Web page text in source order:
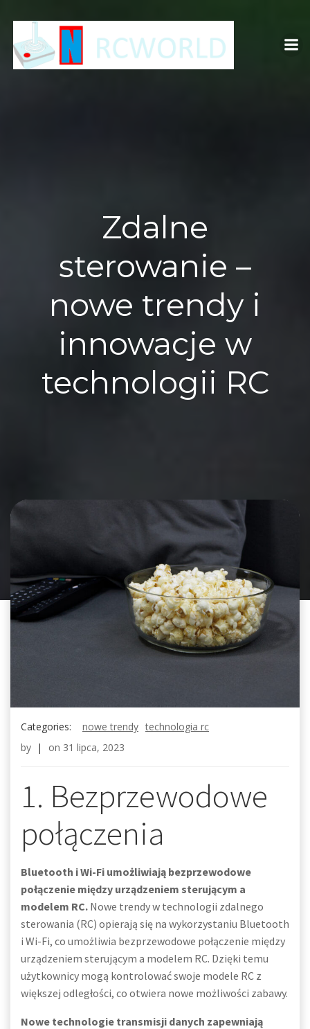
to
content
Zdalne
sterowanie –
nowe trendy i
innowacje w
technologii RC
Categories: nowe trendy technologia rc
by | on 31 lipca, 2023
1. Bezprzewodowe
połączenia
Bluetooth i Wi-Fi umożliwiają bezprzewodowe
połączenie między urządzeniem sterującym a
modelem RC. Nowe trendy w technologii zdalnego
sterowania (RC) opierają się na wykorzystaniu Bluetooth
i Wi-Fi, co umożliwia bezprzewodowe połączenie między
urządzeniem sterującym a modelem RC. Dzięki temu
użytkownicy mogą kontrolować swoje modele RC z
większej odległości, co otwiera nowe możliwości zabawy.
Nowe technologie transmisji danych zapewniają